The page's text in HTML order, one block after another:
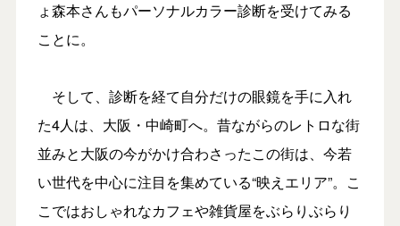
ょ森本さんもパーソナルカラー診断を受けてみる
ことに。
そして、診断を経て自分だけの眼鏡を手に入れ
た4人は、大阪・中崎町へ。昔ながらのレトロな街
並みと大阪の今がかけ合わさったこの街は、今若
い世代を中心に注目を集めている“映えエリア”。こ
こではおしゃれなカフェや雑貨屋をぶらりぶらり